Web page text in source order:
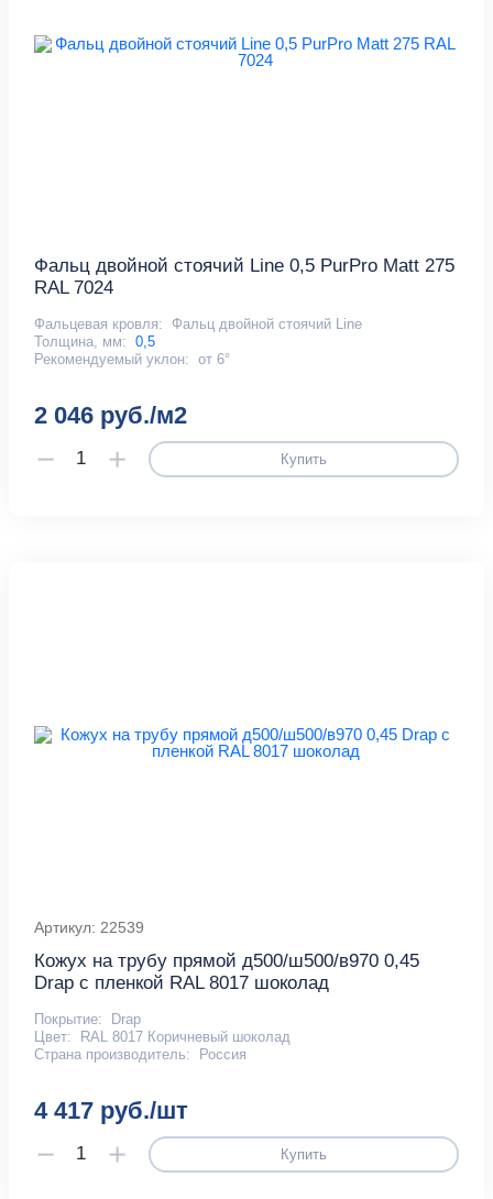
Фальц двойной стоячий Line 0,5 PurPro Matt 275
RAL 7024
Фальцевая кровля:
Фальц двойной стоячий Line
Толщина, мм: 0,5
Рекомендуемый уклон: от 6°
2 046 руб./м2
Купить
Артикул: 22539
Кожух на трубу прямой д500/ш500/в970 0,45
Drap с пленкой RAL 8017 шоколад
Покрытие:
Drap
Цвет:
RAL 8017 Коричневый шоколад
Страна производитель:
Россия
4 417 руб./шт
Купить